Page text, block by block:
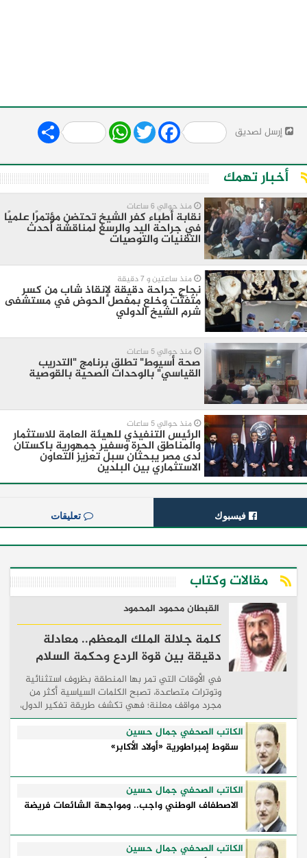
إرسل لصديق Share WhatsApp
Twitter Facebook
أخبار تهمك
منذ حوالي 6 ساعات
نقابة أطباء كفر الشيخ تحتضن مؤتمرًا علميًا
في جراحة اليد والرسغ لمناقشة أحدث
التقنيات والتوصيات
منذ ساعتين و 7 دقيقة
نجاح جراحة دقيقة لإنقاذ شاب من كسر
مُتَفَتِّت وخلع بمفصل الحوض في مستشفى
شرم الشيخ الدولي
منذ حوالي 5 ساعات
صحة أسيوط" تطلق برنامج "التدريب
القياسي" بالوحدات الصحية بالقوصية
منذ حوالي 5 ساعات
الرئيس التنفيذي للهيئة العامة للاستثمار
والمناطق الحرة وسفير جمهورية باكستان
لدى مصر يبحثان سبل تعزيز التعاون
الاستثماري بين البلدين
فيسبوك تعليقات
مقالات وكتاب
القبطان محمود المحمود
كلمة جلالة الملك المعظم.. معادلة
دقيقة بين قوة الردع وحكمة السلام
في الأوقات التي تمر بها المنطقة بظروف استثنائية
وتوترات متصاعدة، تصبح الكلمات السياسية أكثر من
مجرد مواقف معلنة؛ فهي تكشف طريقة تفكير الدول،
وكيفية إدارتها للأزمات، والحدود التي تفصل بين القوة
...
الكاتب الصحفي جمال حسين
سقوط إمبراطورية «أولاد الأكابر»
الكاتب الصحفي جمال حسين
الاصطفاف الوطني واجب.. ومواجهة الشائعات فريضة
الكاتب الصحفي جمال حسين